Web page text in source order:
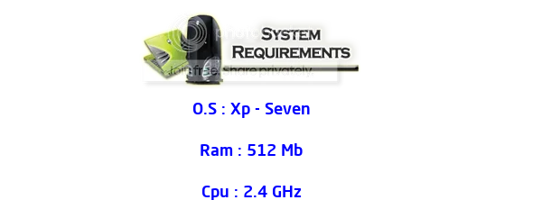
O.S : Xp - Seven
Ram : 512 Mb
Cpu : 2.4 GHz